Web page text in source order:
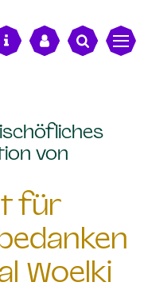
von
für
Woelki